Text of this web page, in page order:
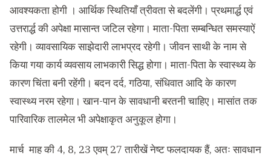
आवश्यकता होगी । आर्थिक स्थितियाँ त्रीवता से बदलेंगी। प्रथमार्द्ध एवं
उत्तरार्द्ध की अपेक्षा मासान्त जटिल रहेगा। माता-पिता सम्बन्धित समस्याऐं
रहेगी। व्यावसायिक साझेदारी लाभप्रद रहेगी। जीवन साथी के नाम से
किया गया कार्य व्यवसाय लाभकारी सिद्ध होगा। माता-पिता के स्वास्थ्य के
कारण चिंता बनी रहेंगी। बदन दर्द, गठिया, संधिवात आदि के कारण
स्वास्थ्य नरम रहेगा। खान-पान के सावधानी बरतनी चाहिए। मासांत तक
पारिवारिक तालमेल भी अपेक्षाकृत अनुकूल होगा।
मार्च माह की 4, 8, 23 एवम् 27 तारीखें नेष्ट फलदायक हैं, अतः सावधान